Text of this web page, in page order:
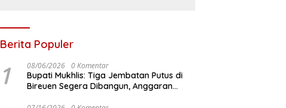
Berita Populer
1 08/06/2026 0 Komentar
Bupati Mukhlis: Tiga Jembatan Putus di
Bireuen Segera Dibangun, Anggaran